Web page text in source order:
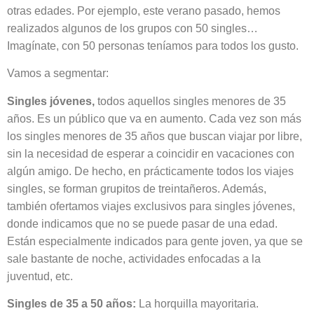
otras edades. Por ejemplo, este verano pasado, hemos
realizados algunos de los grupos con 50 singles…
Imagínate, con 50 personas teníamos para todos los gusto.
Vamos a segmentar:
Singles jóvenes, todos aquellos singles menores de 35
años. Es un público que va en aumento. Cada vez son más
los singles menores de 35 años que buscan viajar por libre,
sin la necesidad de esperar a coincidir en vacaciones con
algún amigo. De hecho, en prácticamente todos los viajes
singles, se forman grupitos de treintañeros. Además,
también ofertamos viajes exclusivos para singles jóvenes,
donde indicamos que no se puede pasar de una edad.
Están especialmente indicados para gente joven, ya que se
sale bastante de noche, actividades enfocadas a la
juventud, etc.
Singles de 35 a 50 años: La horquilla mayoritaria.